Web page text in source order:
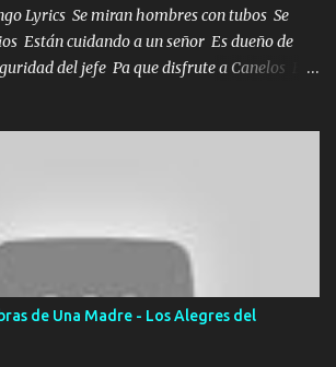
Lyrics Se miran hombres con tubos Se
Están cuidando a un señor Es dueño de
del jefe Pa que disfrute a Canelos Es
y también Pariente 7 arreglan
más es cuestión que ordené NOS HACE
DE CLAVE ERA EL 24 SIEMPRE FUE UN
POR ALGO M'URIÓ PELEAND0 SIEMPRE
QUE SIGA EL LEGADO Es el DOS de
de Una Madre - Los Alegres del